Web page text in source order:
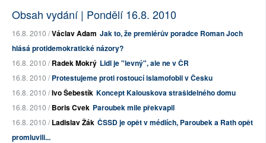
Obsah vydání | Pondělí 16.8. 2010
16.8. 2010 /Václav Adam Jak to, že premiérův poradce Roman Joch
hlásá protidemokratické názory?
16.8. 2010 /Radek Mokrý Lidl je "levný", ale ne v ČR
16.8. 2010 /Protestujeme proti rostoucí islamofobii v Česku
16.8. 2010 /Ivo Šebestík Koncept Kalouskova strašidelného domu
16.8. 2010 /Boris Cvek Paroubek mile překvapil
16.8. 2010 /Ladislav Žák ČSSD je opět v médiích, Paroubek a Rath opět
promluvili...